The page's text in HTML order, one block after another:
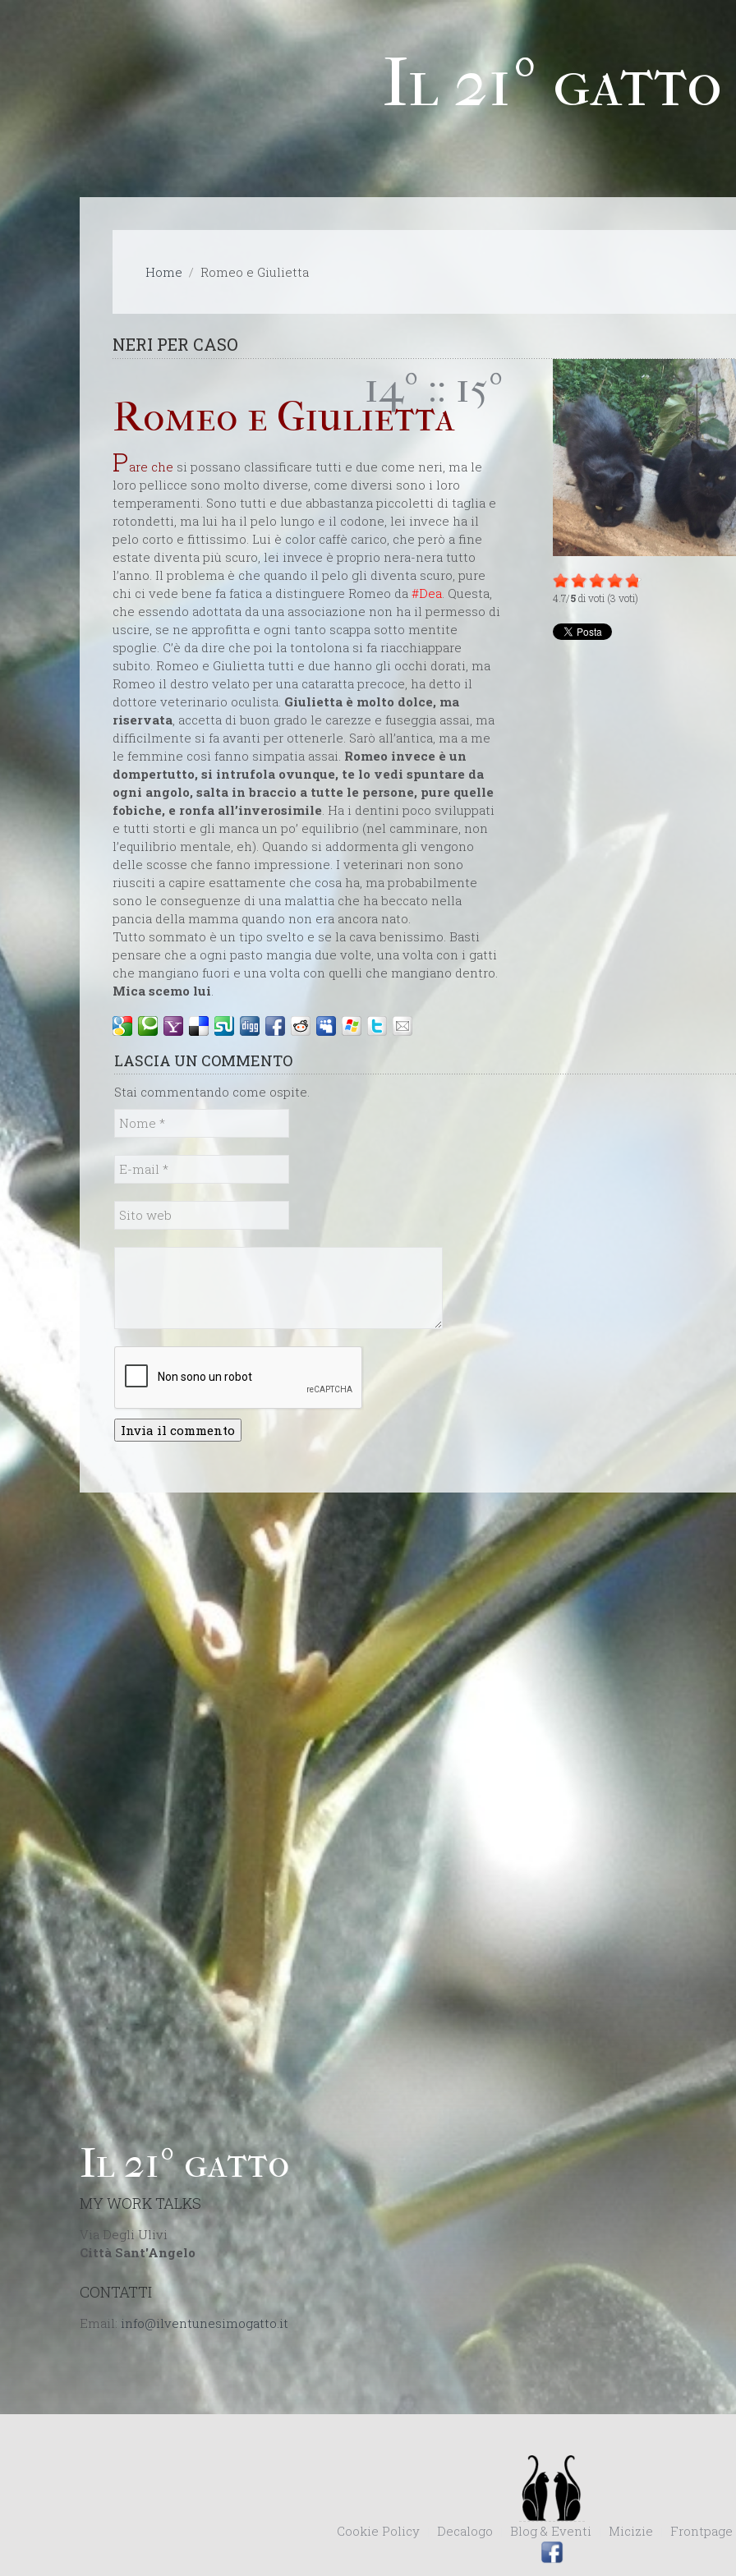
Il 21º gatto
Home Romeo e Giulietta
NERI PER CASO
4.7/5di voti (3 voti)
14º :: 15º
Romeo e Giulietta
Pare che si possano classificare tutti e due come neri, ma le
loro pellicce sono molto diverse, come diversi sono i loro
temperamenti. Sono tutti e due abbastanza piccoletti di taglia e
rotondetti, ma lui ha il pelo lungo e il codone, lei invece ha il
pelo corto e fittissimo. Lui è color caffè carico, che però a fine
estate diventa più scuro, lei invece è proprio nera-nera tutto
l’anno. Il problema è che quando il pelo gli diventa scuro, pure
chi ci vede bene fa fatica a distinguere Romeo da #Dea. Questa,
che essendo adottata da una associazione non ha il permesso di
uscire, se ne approfitta e ogni tanto scappa sotto mentite
spoglie. C’è da dire che poi la tontolona si fa riacchiappare
subito. Romeo e Giulietta tutti e due hanno gli occhi dorati, ma
Romeo il destro velato per una cataratta precoce, ha detto il
dottore veterinario oculista. Giulietta è molto dolce, ma
riservata, accetta di buon grado le carezze e fuseggia assai, ma
difficilmente si fa avanti per ottenerle. Sarò all’antica, ma a me
le femmine così fanno simpatia assai. Romeo invece è un
dompertutto, si intrufola ovunque, te lo vedi spuntare da
ogni angolo, salta in braccio a tutte le persone, pure quelle
fobiche, e ronfa all’inverosimile. Ha i dentini poco sviluppati
e tutti storti e gli manca un po’ equilibrio (nel camminare, non
l’equilibrio mentale, eh). Quando si addormenta gli vengono
delle scosse che fanno impressione. I veterinari non sono
riusciti a capire esattamente che cosa ha, ma probabilmente
sono le conseguenze di una malattia che ha beccato nella
pancia della mamma quando non era ancora nato.
Tutto sommato è un tipo svelto e se la cava benissimo. Basti
pensare che a ogni pasto mangia due volte, una volta con i gatti
che mangiano fuori e una volta con quelli che mangiano dentro.
Mica scemo lui.
LASCIA UN COMMENTO
Stai commentando come ospite.
Il 21º gatto
MY WORK TALKS
Via Degli Ulivi
Città Sant'Angelo
CONTATTI
Email:
Cookie Policy Decalogo Blog & Eventi Micizie Frontpage